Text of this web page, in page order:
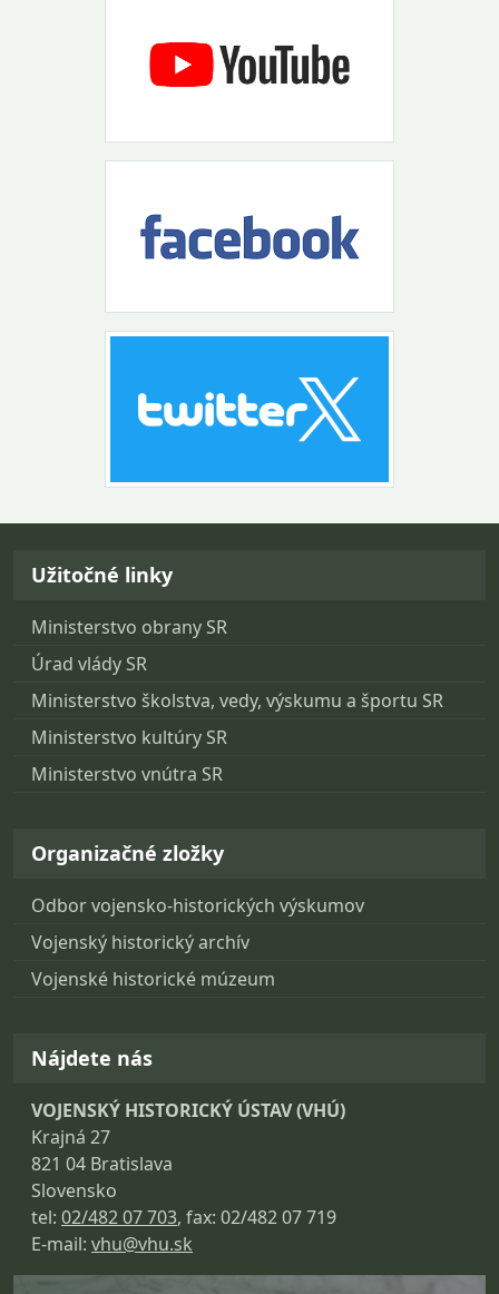
Návrat na začiatok stránky
Užitočné linky
Ministerstvo obrany SR
Úrad vlády SR
Ministerstvo školstva, vedy, výskumu a športu SR
Ministerstvo kultúry SR
Ministerstvo vnútra SR
Organizačné zložky
Odbor vojensko-historických výskumov
Vojenský historický archív
Vojenské historické múzeum
Nájdete nás
VOJENSKÝ HISTORICKÝ ÚSTAV (VHÚ)
Krajná 27
821 04 Bratislava
Slovensko
tel: 02/482 07 703, fax: 02/482 07 719
E-mail: vhu@vhu.sk